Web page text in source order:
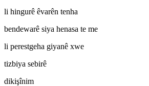
li hingurê êvarên tenha
bendewarê siya henasa te me
li perestgeha giyanê xwe
tizbiya sebirê
dikişînim